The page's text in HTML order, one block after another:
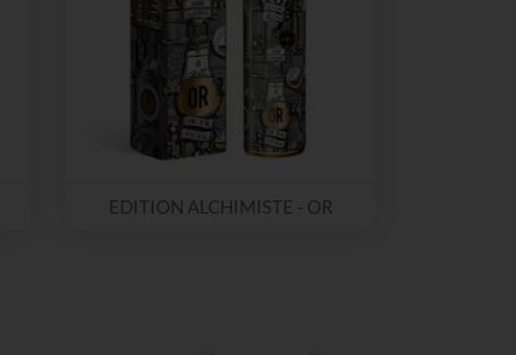
EDITION ALCHIMISTE - OR